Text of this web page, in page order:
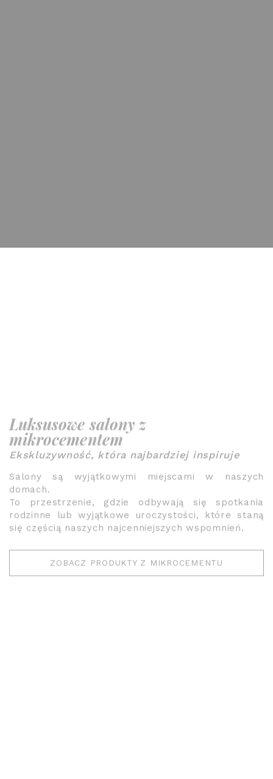
Luksusowe salony z
mikrocementem
Ekskluzywność, która najbardziej inspiruje
Salony są wyjątkowymi miejscami w naszych
domach.
To przestrzenie, gdzie odbywają się spotkania
rodzinne lub wyjątkowe uroczystości, które staną
się częścią naszych najcenniejszych wspomnień.
ZOBACZ PRODUKTY Z MIKROCEMENTU